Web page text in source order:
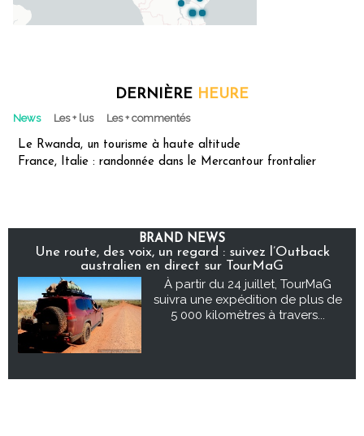
DERNIÈRE HEURE
News Les + lus Les + commentés
Le Rwanda, un tourisme à haute altitude
France, Italie : randonnée dans le Mercantour frontalier
BRAND NEWS
Une route, des voix, un regard : suivez l’Outback
australien en direct sur TourMaG
À partir du 24 juillet, TourMaG
suivra une expédition de plus de
5 000 kilomètres à travers...